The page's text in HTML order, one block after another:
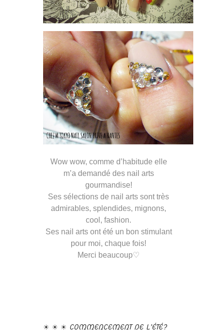
Wow wow, comme d’habitude elle
m’a demandé des nail arts
gourmandise!
Ses sélections de nail arts sont très
admirables, splendides, mignons,
cool, fashion.
Ses nail arts ont été un bon stimulant
pour moi, chaque fois!
Merci beaucoup♡
☀ ☀ ☀ COMMENCEMENT DE L’ÉTÉ?